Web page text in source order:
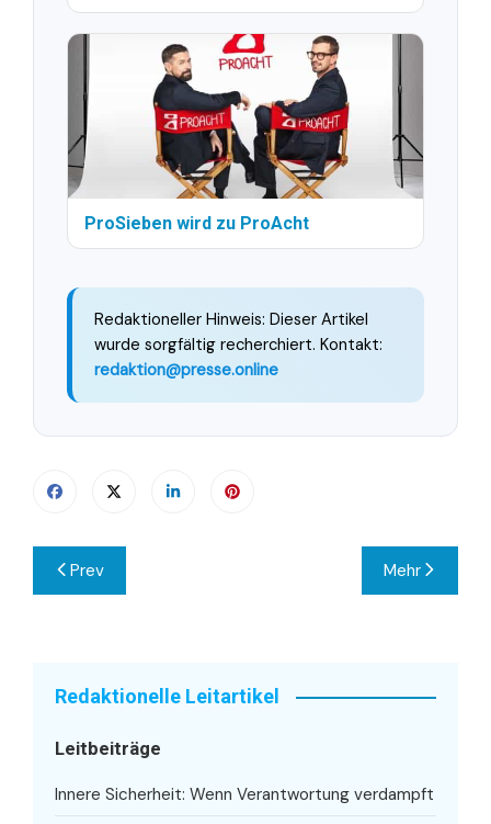
ProSieben wird zu ProAcht
Redaktioneller Hinweis: Dieser Artikel
wurde sorgfältig recherchiert. Kontakt:
redaktion@presse.online
Beitragsnavigation
Prev Mehr
Redaktionelle Leitartikel
Leitbeiträge
Innere Sicherheit: Wenn Verantwortung verdampft